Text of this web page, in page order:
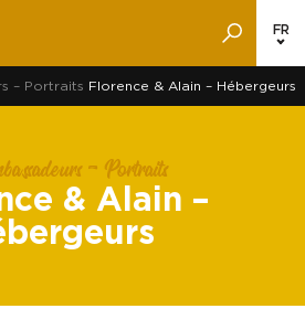
FR
– Portraits Florence & Alain – Hébergeurs
– Portraits
& Alain –